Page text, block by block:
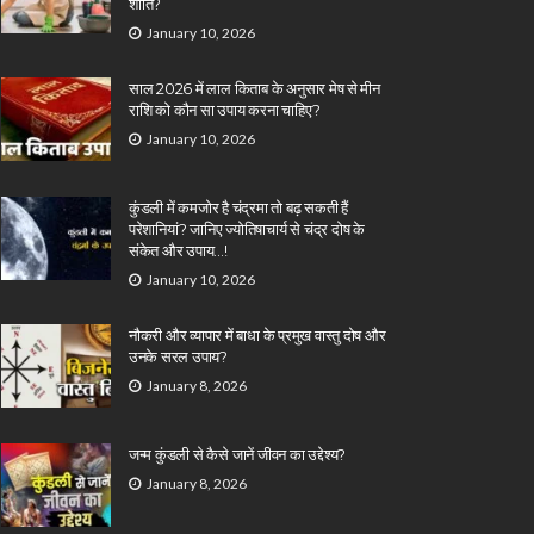
शांति?
January 10, 2026
साल 2026 में लाल किताब के अनुसार मेष से मीन
राशि को कौन सा उपाय करना चाहिए?
January 10, 2026
कुंडली में कमजोर है चंद्रमा तो बढ़ सकती हैं
परेशानियां? जानिए ज्योतिषाचार्य से चंद्र दोष के
संकेत और उपाय…!
January 10, 2026
नौकरी और व्यापार में बाधा के प्रमुख वास्तु दोष और
उनके सरल उपाय?
January 8, 2026
जन्म कुंडली से कैसे जानें जीवन का उद्देश्य?
January 8, 2026